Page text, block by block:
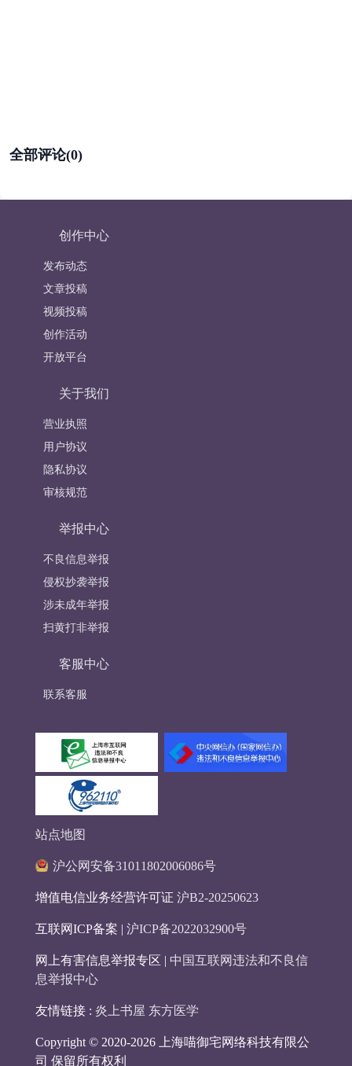
全部评论(0)
创作中心
发布动态
文章投稿
视频投稿
创作活动
开放平台
关于我们
营业执照
用户协议
隐私协议
审核规范
举报中心
不良信息举报
侵权抄袭举报
涉未成年举报
扫黄打非举报
客服中心
联系客服
站点地图
沪公网安备31011802006086号
增值电信业务经营许可证 沪B2-20250623
互联网ICP备案 | 沪ICP备2022032900号
网上有害信息举报专区 | 中国互联网违法和不良信
息举报中心
友情链接 : 炎上书屋 东方医学
Copyright © 2020-2026 上海喵御宅网络科技有限公
司 保留所有权利